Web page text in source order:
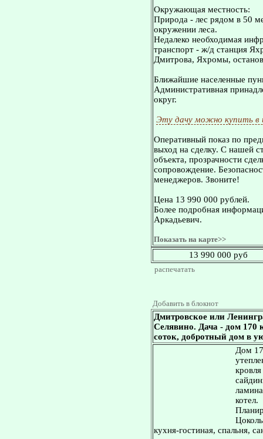
Окружающая местность:
Природа - лес рядом в 50
окружении леса.
Недалеко необходимая
транспорт - ж/д станция
Дмитрова, Яхромы,
Ближайшие населенные
Административная
округ.
Эту дачу можно купить в
Оперативный показ по
выход на сделку. С нашей
объекта, прозрачности
сопровождение.
менеджеров. Звоните!
Цена 13 990 000 рублей.
Более подробная
Аркадьевич.
Показать на карте>>
13 990 000 руб
распечатать
Добавить в блокнот
Дмитровское или
Селявино. Дача - дом 170
соток, добротный дом в
Дом
котел.
кухня-гостиная, спальня,